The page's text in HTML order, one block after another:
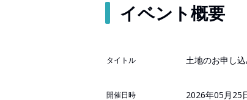
イベント概要
タイトル 土地のお申し
開催日時
2026年05月25